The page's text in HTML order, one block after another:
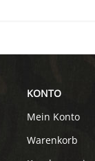
KONTO
Mein Konto
Warenkorb